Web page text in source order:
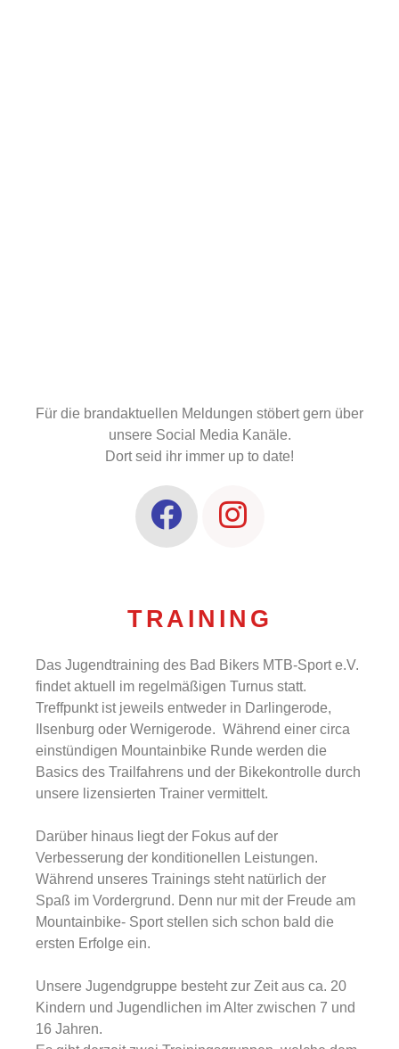
Für die brandaktuellen Meldungen stöbert gern über
unsere Social Media Kanäle.
Dort seid ihr immer up to date!
TRAINING
Das Jugendtraining des Bad Bikers MTB-Sport e.V.
findet aktuell im regelmäßigen Turnus statt.
Treffpunkt ist jeweils entweder in Darlingerode,
Ilsenburg oder Wernigerode. Während einer circa
einstündigen Mountainbike Runde werden die
Basics des Trailfahrens und der Bikekontrolle durch
unsere lizensierten Trainer vermittelt.
Darüber hinaus liegt der Fokus auf der
Verbesserung der konditionellen Leistungen.
Während unseres Trainings steht natürlich der
Spaß im Vordergrund. Denn nur mit der Freude am
Mountainbike- Sport stellen sich schon bald die
ersten Erfolge ein.
Unsere Jugendgruppe besteht zur Zeit aus ca. 20
Kindern und Jugendlichen im Alter zwischen 7 und
16 Jahren.